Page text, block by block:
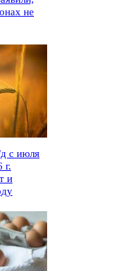
не
с июля
г.
и